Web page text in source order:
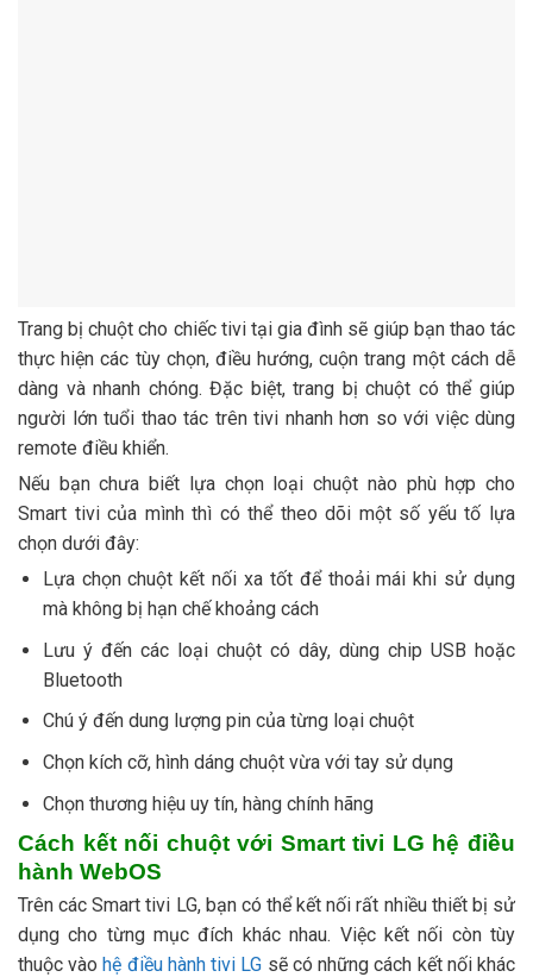
Trang bị chuột cho chiếc tivi tại gia đình sẽ giúp bạn thao tác
thực hiện các tùy chọn, điều hướng, cuộn trang một cách dễ
dàng và nhanh chóng. Đặc biệt, trang bị chuột có thể giúp
người lớn tuổi thao tác trên tivi nhanh hơn so với việc dùng
remote điều khiển.
Nếu bạn chưa biết lựa chọn loại chuột nào phù hợp cho
Smart tivi của mình thì có thể theo dõi một số yếu tố lựa
chọn dưới đây:
Lựa chọn chuột kết nối xa tốt để thoải mái khi sử dụng
mà không bị hạn chế khoảng cách
Lưu ý đến các loại chuột có dây, dùng chip USB hoặc
Bluetooth
Chú ý đến dung lượng pin của từng loại chuột
Chọn kích cỡ, hình dáng chuột vừa với tay sử dụng
Chọn thương hiệu uy tín, hàng chính hãng
Cách kết nối chuột với Smart tivi LG hệ điều
hành WebOS
Trên các Smart tivi LG, bạn có thể kết nối rất nhiều thiết bị sử
dụng cho từng mục đích khác nhau. Việc kết nối còn tùy
thuộc vàohệ điều hành tivi LG sẽ có những cách kết nối khác